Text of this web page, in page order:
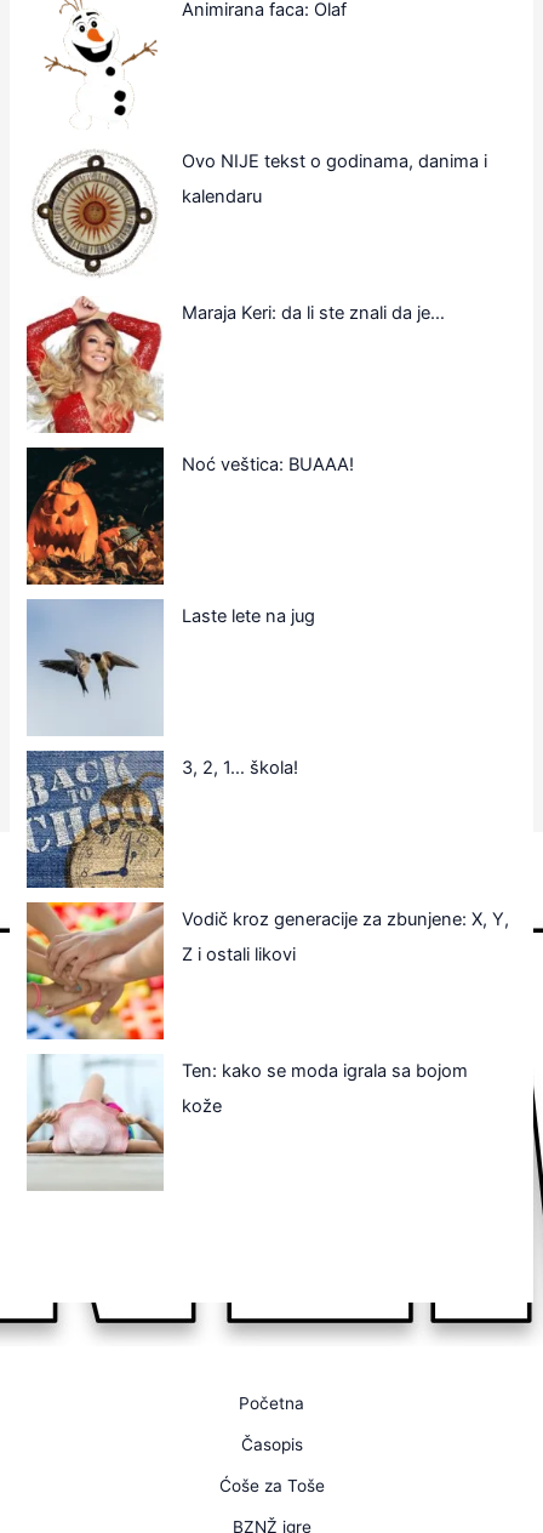
Animirana faca: Olaf
Ovo NIJE tekst o godinama, danima i
kalendaru
Maraja Keri: da li ste znali da je…
Noć veštica: BUAAA!
Laste lete na jug
3, 2, 1… škola!
Vodič kroz generacije za zbunjene: X, Y,
Z i ostali likovi
Ten: kako se moda igrala sa bojom
kože
Početna
Časopis
Ćoše za Toše
BZNŽ igre